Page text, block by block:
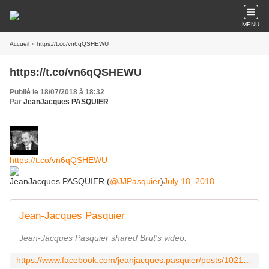
MENU
Accueil » https://t.co/vn6qQSHEWU
https://t.co/vn6qQSHEWU
Publié le 18/07/2018 à 18:32
Par JeanJacques PASQUIER
https://t.co/vn6qQSHEWU
JeanJacques PASQUIER (@JJPasquier)July 18, 2018
Jean-Jacques Pasquier
Jean-Jacques Pasquier shared Brut's video.